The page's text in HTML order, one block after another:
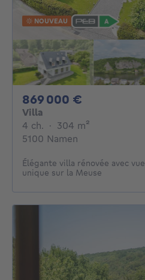
NOUVEAU
869 000 €
Villa
4 ch. 4 chambres
· 304 m²
5100 Namen
Élégante villa rénovée avec vue
unique sur la Meuse